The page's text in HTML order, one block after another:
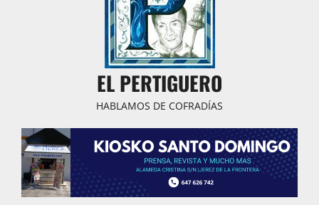
EL PERTIGUERO
HABLAMOS DE COFRADÍAS